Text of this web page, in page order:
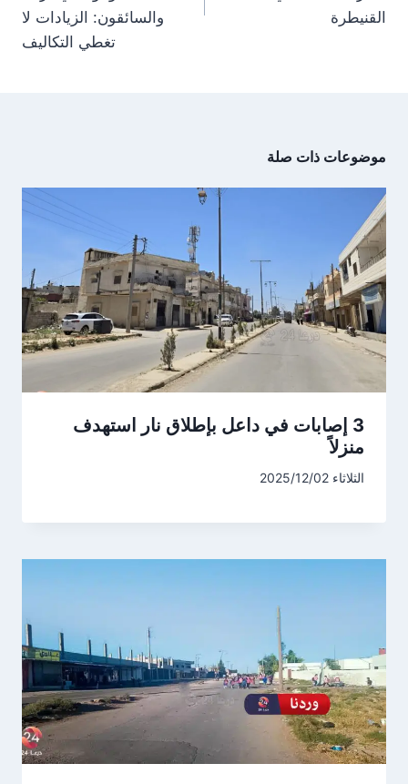
القنيطرة
والسائقون: الزيادات لا
تغطي التكاليف
موضوعات ذات صلة
3 إصابات في داعل بإطلاق نار استهدف
منزلاً
الثلاثاء 2025/12/02